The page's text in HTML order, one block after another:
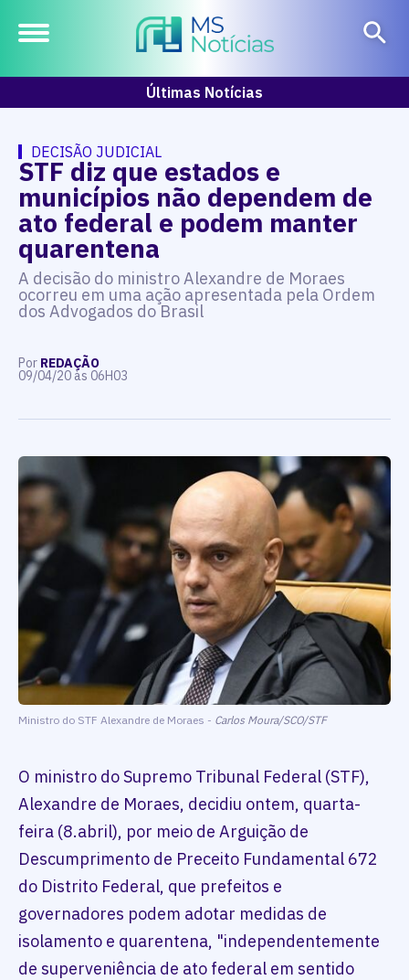
Últimas Notícias
DECISÃO JUDICIAL
STF diz que estados e
municípios não dependem de
ato federal e podem manter
quarentena
A decisão do ministro Alexandre de Moraes
ocorreu em uma ação apresentada pela Ordem
dos Advogados do Brasil
Por REDAÇÃO
09/04/20 às 06H03
Ministro do STF Alexandre de Moraes - Carlos Moura/SCO/STF
O ministro do Supremo Tribunal Federal (STF),
Alexandre de Moraes, decidiu ontem, quarta-
feira (8.abril), por meio de Arguição de
Descumprimento de Preceito Fundamental 672
do Distrito Federal, que prefeitos e
governadores podem adotar medidas de
isolamento e quarentena, "independentemente
de superveniência de ato federal em sentido